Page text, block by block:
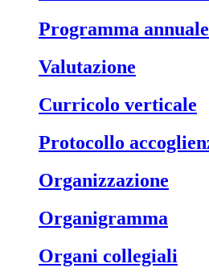
Programma annuale
Valutazione
Curricolo verticale
Protocollo
Organizzazione
Organigramma
Organi collegiali